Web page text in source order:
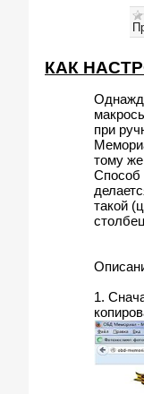
КАК
при
тому
Способ
такой
1.